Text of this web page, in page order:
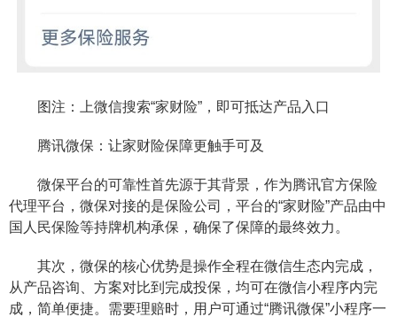
图注：上微信搜索“家财险”，即可抵达产品入口
腾讯微保：让家财险保障更触手可及
微保平台的可靠性首先源于其背景，作为腾讯官方保险
代理平台，微保对接的是保险公司，平台的“家财险”产品由中
国人民保险等持牌机构承保，确保了保障的最终效力。
其次，微保的核心优势是操作全程在微信生态内完成，
从产品咨询、方案对比到完成投保，均可在微信小程序内完
成，简单便捷。需要理赔时，用户可通过“腾讯微保”小程序一